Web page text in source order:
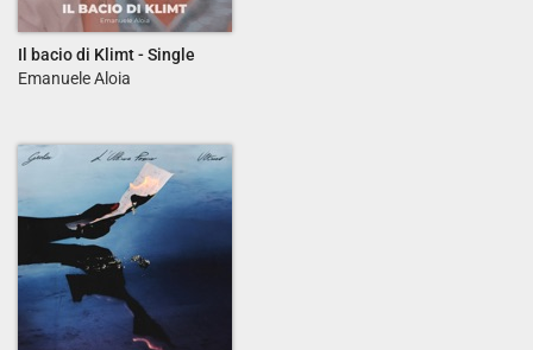
Il bacio di Klimt - Single
Emanuele Aloia